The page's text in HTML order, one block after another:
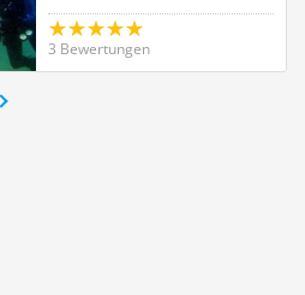
3 Bewertungen